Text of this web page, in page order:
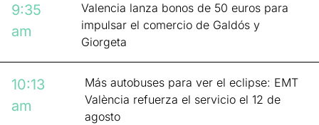
9:35
am
Valencia lanza bonos de 50 euros para
impulsar el comercio de Galdós y
Giorgeta
10:13
am
Más autobuses para ver el eclipse: EMT
València refuerza el servicio el 12 de
agosto